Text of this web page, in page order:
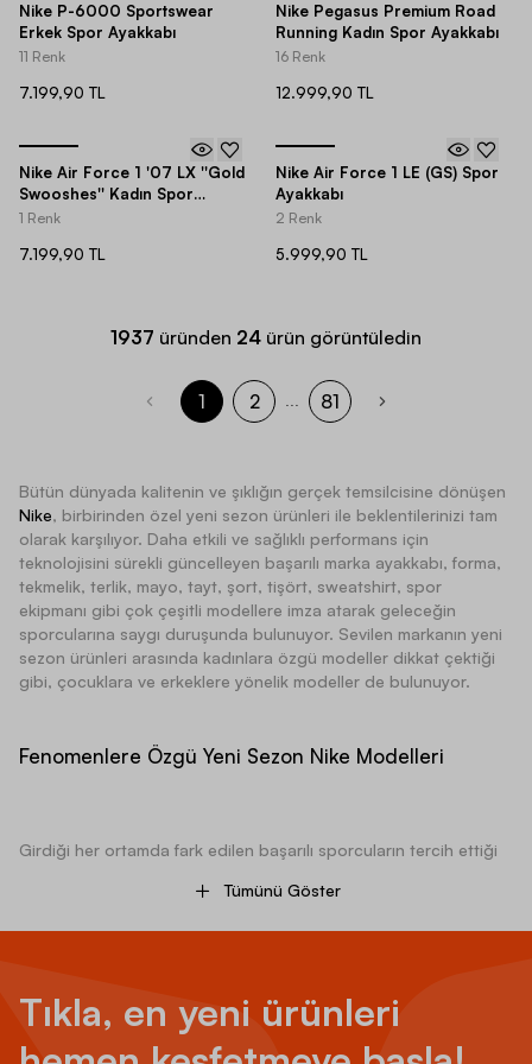
Nike P-6000 Sportswear
Erkek Spor Ayakkabı
11 Renk
7.199,90 TL
Nike Pegasus Premium Road
Running Kadın Spor Ayakkabı
16 Renk
12.999,90 TL
Nike Air Force 1 '07 LX ''Gold
Swooshes'' Kadın Spor
Ayakkabı
1 Renk
7.199,90 TL
Nike Air Force 1 LE (GS) Spor
Ayakkabı
2 Renk
5.999,90 TL
1937 üründen 24 ürün görüntüledin
1 2 ... 81
Bütün dünyada kalitenin ve şıklığın gerçek temsilcisine dönüşen
Nike, birbirinden özel yeni sezon ürünleri ile beklentilerinizi tam
olarak karşılıyor. Daha etkili ve sağlıklı performans için
teknolojisini sürekli güncelleyen başarılı marka ayakkabı, forma,
tekmelik, terlik, mayo, tayt, şort, tişört, sweatshirt, spor
ekipmanı gibi çok çeşitli modellere imza atarak geleceğin
sporcularına saygı duruşunda bulunuyor. Sevilen markanın yeni
sezon ürünleri arasında kadınlara özgü modeller dikkat çektiği
gibi, çocuklara ve erkeklere yönelik modeller de bulunuyor.
Fenomenlere Özgü Yeni Sezon Nike Modelleri
Girdiği her ortamda fark edilen başarılı sporcuların tercih ettiği
aktivitelerde ya da sosyal hayatta kullanabileceğiniz son derece
hentbol, koşu, yürüyüş gibi spor alanlarında maksimum
performans göstermenizi sağlayan seçenekler iç yastıklama
Tümünü Göster
Tıkla, en yeni ürünleri